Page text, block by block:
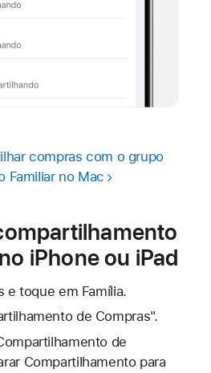
compras com o grupo
Familiar no Mac
iPhone ou iPad
e toque em Família.
de Compras".
de
Compartilhamento para